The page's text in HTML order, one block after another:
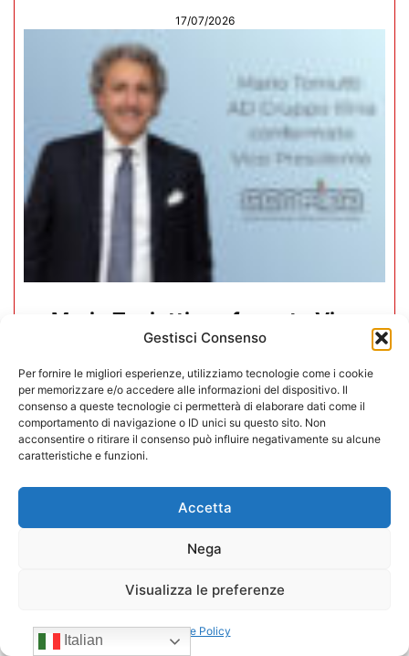
Gestisci Consenso
Per fornire le migliori esperienze, utilizziamo tecnologie come i cookie
per memorizzare e/o accedere alle informazioni del dispositivo. Il
consenso a queste tecnologie ci permetterà di elaborare dati come il
comportamento di navigazione o ID unici su questo sito. Non
acconsentire o ritirare il consenso può influire negativamente su alcune
caratteristiche e funzioni.
Accetta
Nega
Visualizza le preferenze
Cookie Policy
17/07/2026
Mario Toniutti confermato Vice
Presidente di CONFIDA per il
quadriennio 2026-2030
15/07/2026
Italian